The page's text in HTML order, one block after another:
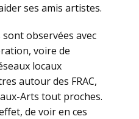
ses amis artistes.
observées avec
voire de
locaux
autour des FRAC,
Arts tout proches.
de voir en ces